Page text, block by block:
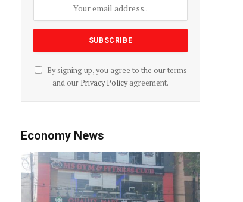
By signing up, you agree to the our terms
and our Privacy Policyagreement.
Economy News